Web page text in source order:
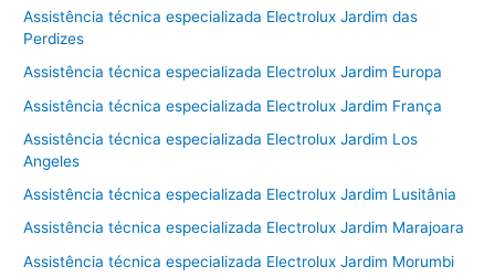
Assistência técnica especializada Electrolux Jardim das
Perdizes
Assistência técnica especializada Electrolux Jardim Europa
Assistência técnica especializada Electrolux Jardim França
Assistência técnica especializada Electrolux Jardim Los
Angeles
Assistência técnica especializada Electrolux Jardim Lusitânia
Assistência técnica especializada Electrolux Jardim Marajoara
Assistência técnica especializada Electrolux Jardim Morumbi